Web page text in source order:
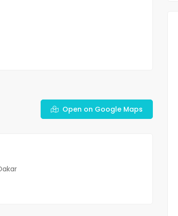
Open on Google Maps